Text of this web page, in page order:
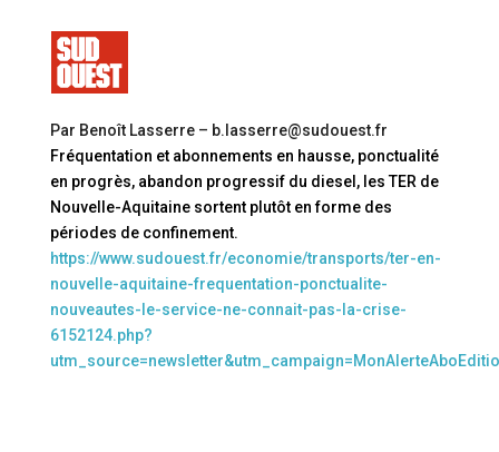
Par Benoît Lasserre – b.lasserre@sudouest.fr
Fréquentation et abonnements en hausse, ponctualité
en progrès, abandon progressif du diesel, les TER de
Nouvelle-Aquitaine sortent plutôt en forme des
périodes de confinement.
https://www.sudouest.fr/economie/transports/ter-en-
nouvelle-aquitaine-frequentation-ponctualite-
nouveautes-le-service-ne-connait-pas-la-crise-
6152124.php?